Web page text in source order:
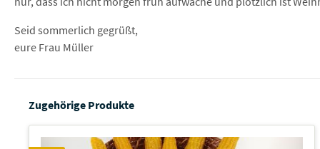
Seid sommerlich gegrüßt,
eure Frau Müller
Zugehörige Produkte